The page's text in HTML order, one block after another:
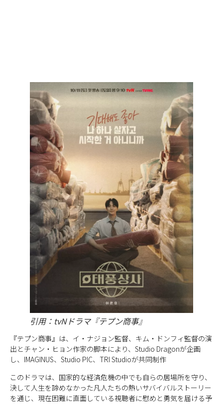
引用：tvNドラマ『テプン商事』
『テプン商事』は、イ・ナジョン監督、キム・ドンフィ監督の演
出とチャン・ヒョン作家の脚本により、Studio Dragonが企画
し、IMAGINUS、Studio PIC、TRI Studioが共同制作
このドラマは、国家的な経済危機の中でも自らの居場所を守り、
決して人生を諦めなかった凡人たちの熱いサバイバルストーリー
を通じ、現在困難に直面している視聴者に慰めと勇気を届ける予